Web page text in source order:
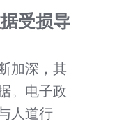
受损导
加深，其
。电子政
人道行